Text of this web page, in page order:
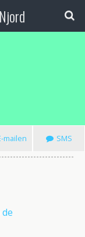
mailen SMS